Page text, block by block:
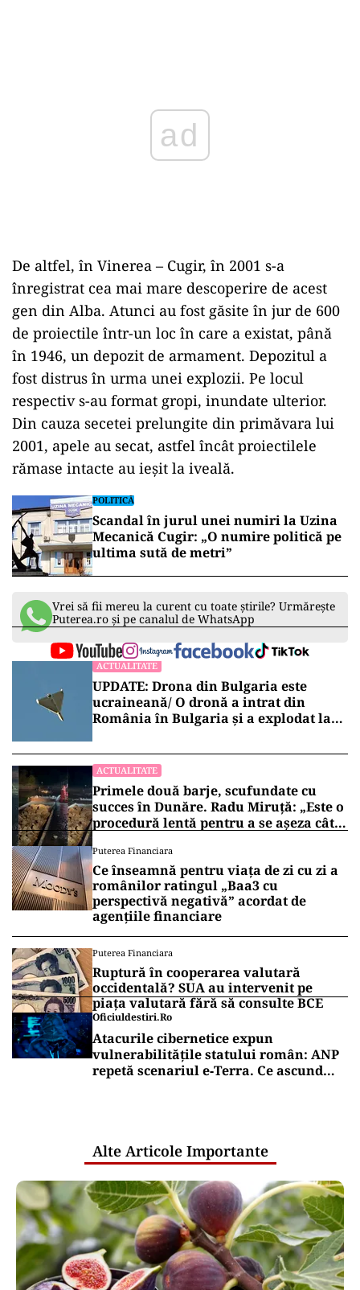
De altfel, în Vinerea – Cugir, în 2001 s-a
înregistrat cea mai mare descoperire de acest
gen din Alba. Atunci au fost găsite în jur de 600
de proiectile într-un loc în care a existat, până
în 1946, un depozit de armament. Depozitul a
fost distrus în urma unei explozii. Pe locul
respectiv s-au format gropi, inundate ulterior.
Din cauza secetei prelungite din primăvara lui
2001, apele au secat, astfel încât proiectilele
rămase intacte au ieşit la iveală.
POLITICĂ
Scandal în jurul unei numiri la Uzina
Mecanică Cugir: „O numire politică pe
ultima sută de metri”
Vrei să fii mereu la curent cu toate știrile? Urmărește
Puterea.ro și pe canalul de WhatsApp
ACTUALITATE
UPDATE: Drona din Bulgaria este
ucraineană/ O dronă a intrat din
România în Bulgaria şi a explodat la
ACTUALITATE
Primele două barje, scufundate cu
succes în Dunăre. Radu Miruță: „Este o
procedură lentă pentru a se așeza cât
Puterea Financiara
Ce înseamnă pentru viața de zi cu zi a
românilor ratingul „Baa3 cu
perspectivă negativă” acordat de
agențiile financiare
Puterea Financiara
Ruptură în cooperarea valutară
occidentală? SUA au intervenit pe
piața valutară fără să consulte BCE
Oficiuldestiri.ro
Atacurile cibernetice expun
vulnerabilitățile statului român: ANP
repetă scenariul e‑Terra. Ce ascund
Alte Articole Importante